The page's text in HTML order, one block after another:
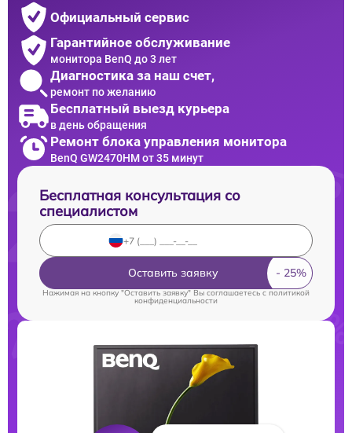
Официальный сервис
Гарантийное обслуживание
монитора BenQ до 3 лет
Диагностика за наш счет,
ремонт по желанию
Бесплатный выезд курьера
в день обращения
Ремонт блока управления монитора
BenQ GW2470HM от 35 минут
Бесплатная консультация со
специалистом
Оставить заявку
Нажимая на кнопку "Оставить заявку" Вы соглашаетесь cполитикой
конфиденциальности